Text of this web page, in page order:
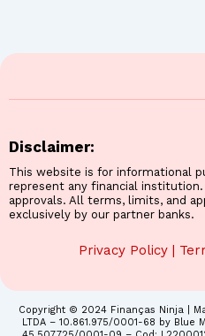
Disclaimer:
This website is for informational
represent any financial
approvals. All terms, limits, and
exclusively by our partner banks.
Privacy Policy |
Copyright © 2024 Finanças Ninja |
LTDA – 10.861.975/0001-68 by Blue